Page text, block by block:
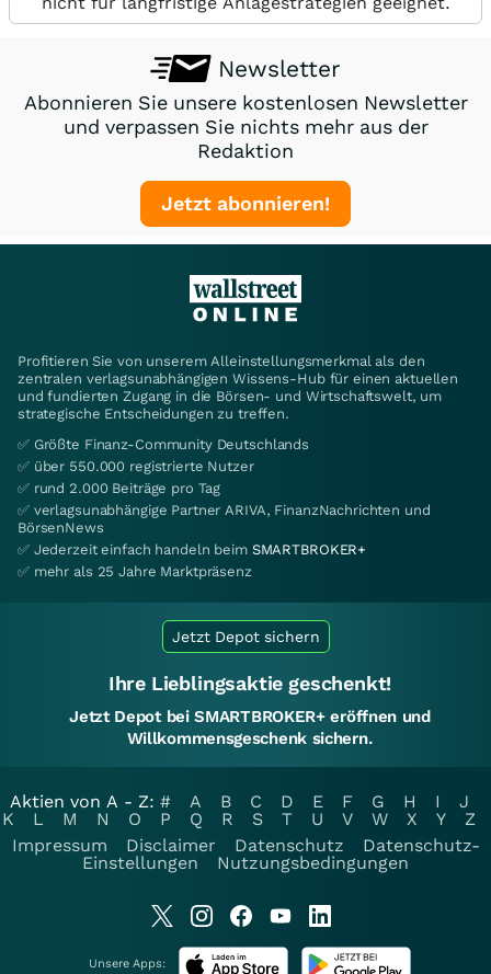
Newsletter
Abonnieren Sie unsere kostenlosen Newsletter
und verpassen Sie nichts mehr aus der
Redaktion
Jetzt abonnieren!
Profitieren Sie von unserem Alleinstellungsmerkmal als den
zentralen verlagsunabhängigen Wissens-Hub für einen aktuellen
und fundierten Zugang in die Börsen- und Wirtschaftswelt, um
strategische Entscheidungen zu treffen.
✅ Größte Finanz-Community Deutschlands
✅ über 550.000 registrierte Nutzer
✅ rund 2.000 Beiträge pro Tag
✅ verlagsunabhängige Partner ARIVA, FinanzNachrichten und
BörsenNews
✅ Jederzeit einfach handeln beim SMARTBROKER+
✅ mehr als 25 Jahre Marktpräsenz
Jetzt Depot sichern
Ihre Lieblingsaktie geschenkt!
Jetzt Depot bei SMARTBROKER+ eröffnen und
Willkommensgeschenk sichern.
Aktien von A - Z: # A B C D E F G H I
J
K
L M N O P Q R S T U V W X Y
Z
Impressum
Disclaimer Datenschutz
Datenschutz-
Einstellungen
Nutzungsbedingungen
Unsere Apps: